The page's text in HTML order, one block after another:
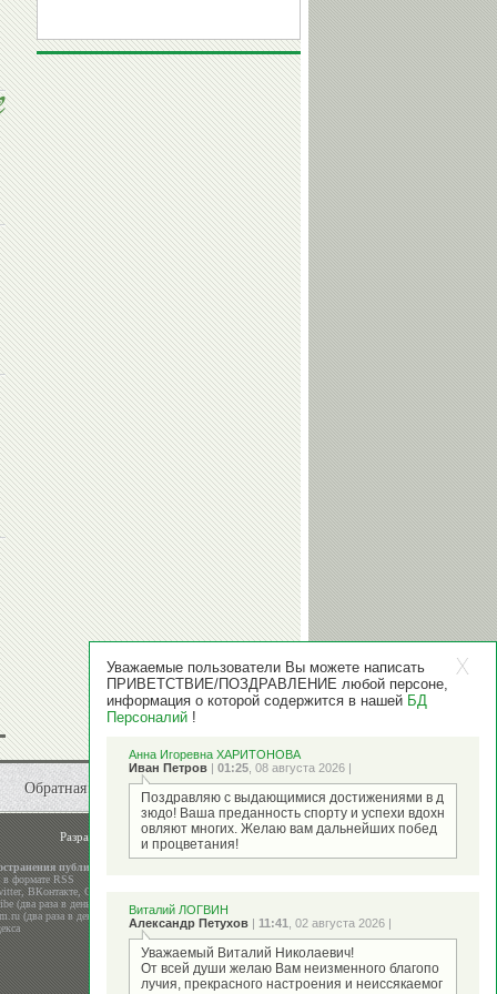
Обратная связь
Разработка и поддержкаООО "Стадион"
публикаций
в формате RSS
,ВКонтакте,Google+
(два раза в день)
(два раза в день)
Уважаемые пользователи Вы можете написать
ПРИВЕТСТВИЕ/ПОЗДРАВЛЕНИЕ любой персоне,
информация о которой содержится в нашей БД
Персоналий !
Анна Игоревна ХАРИТОНОВА
Иван Петров | 01:25 , 08 августа 2026 |
Поздравляю с выдающимися достижениями в д
зюдо! Ваша преданность спорту и успехи вдохн
овляют многих. Желаю вам дальнейших побед
и процветания!
Виталий ЛОГВИН
Александр Петухов | 11:41 , 02 августа 2026 |
Уважаемый Виталий Николаевич!
От всей души желаю Вам неизменного благопо
лучия, прекрасного настроения и неиссякаемог